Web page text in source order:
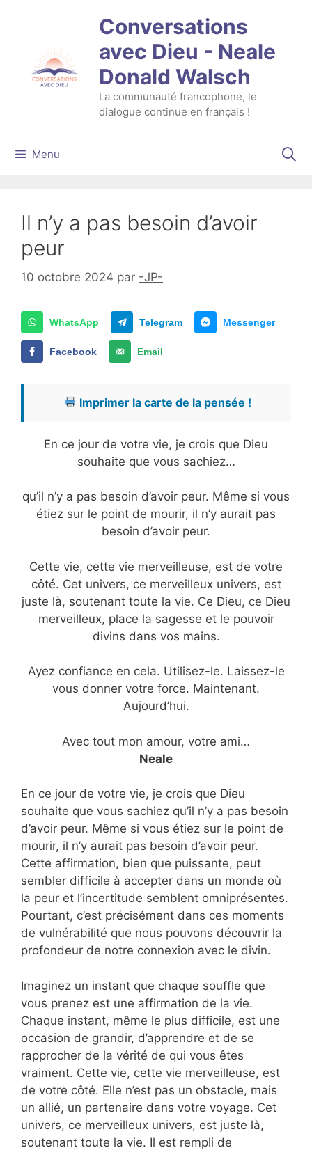
Conversations
avec Dieu - Neale
Donald Walsch
La communauté francophone, le
dialogue continue en français !
Menu
Il n’y a pas besoin d’avoir
peur
10 octobre 2024 par -JP-
WhatsApp Telegram Messenger
Facebook Email
Imprimer la carte de la pensée !
En ce jour de votre vie, je crois que Dieu
souhaite que vous sachiez…
qu’il n’y a pas besoin d’avoir peur. Même si vous
étiez sur le point de mourir, il n’y aurait pas
besoin d’avoir peur.
Cette vie, cette vie merveilleuse, est de votre
côté. Cet univers, ce merveilleux univers, est
juste là, soutenant toute la vie. Ce Dieu, ce Dieu
merveilleux, place la sagesse et le pouvoir
divins dans vos mains.
Ayez confiance en cela. Utilisez-le. Laissez-le
vous donner votre force. Maintenant.
Aujourd’hui.
Avec tout mon amour, votre ami…
Neale
En ce jour de votre vie, je crois que Dieu
souhaite que vous sachiez qu’il n’y a pas besoin
d’avoir peur. Même si vous étiez sur le point de
mourir, il n’y aurait pas besoin d’avoir peur.
Cette affirmation, bien que puissante, peut
sembler difficile à accepter dans un monde où
la peur et l’incertitude semblent omniprésentes.
Pourtant, c’est précisément dans ces moments
de vulnérabilité que nous pouvons découvrir la
profondeur de notre connexion avec le divin.
Imaginez un instant que chaque souffle que
vous prenez est une affirmation de la vie.
Chaque instant, même le plus difficile, est une
occasion de grandir, d’apprendre et de se
rapprocher de la vérité de qui vous êtes
vraiment. Cette vie, cette vie merveilleuse, est
de votre côté. Elle n’est pas un obstacle, mais
un allié, un partenaire dans votre voyage. Cet
univers, ce merveilleux univers, est juste là,
soutenant toute la vie. Il est rempli de